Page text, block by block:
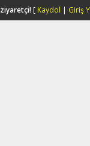
ziyaretçi! [ Kaydol | Giriş